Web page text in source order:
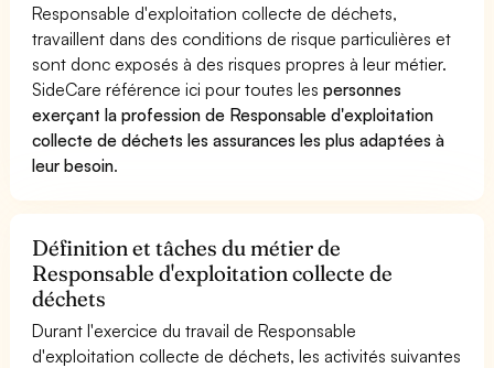
Responsable d'exploitation collecte de déchets,
travaillent dans des conditions de risque particulières et
sont donc exposés à des risques propres à leur métier.
SideCare référence ici pour toutes lespersonnes
exerçant la profession de Responsable d'exploitation
collecte de déchets les assurances les plus adaptées à
leur besoin.
Définition et tâches du métier de
Responsable d'exploitation collecte de
déchets
Durant l'exercice du travail de Responsable
d'exploitation collecte de déchets, les activités suivantes